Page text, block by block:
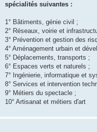
spécialités suivantes :
1° Bâtiments, génie civil ;
2° Réseaux, voirie et
3° Prévention et gestion des
4° Aménagement urbain et
5° Déplacements, transports ;
6° Espaces verts et naturels ;
7° Ingénierie, informatique et
8° Services et intervention
9° Métiers du spectacle ;
10° Artisanat et métiers d'art